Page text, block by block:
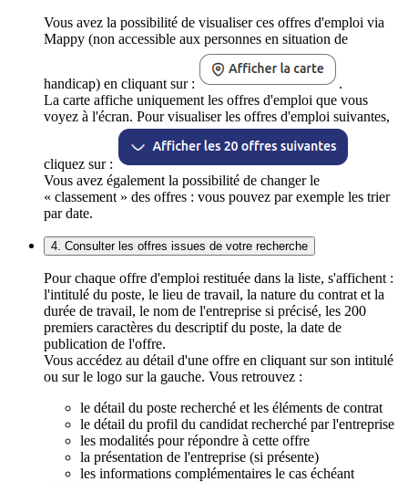
Vous avez la possibilité de visualiser ces offres d'emploi via
Mappy (non accessible aux personnes en situation de
handicap) en cliquant sur :
.
La carte affiche uniquement les offres d'emploi que vous
voyez à l'écran. Pour visualiser les offres d'emploi suivantes,
cliquez sur :
Vous avez également la possibilité de changer le
« classement » des offres : vous pouvez par exemple les trier
par date.
4. Consulter les offres issues de votre recherche
Pour chaque offre d'emploi restituée dans la liste, s'affichent :
l'intitulé du poste, le lieu de travail, la nature du contrat et la
durée de travail, le nom de l'entreprise si précisé, les 200
premiers caractères du descriptif du poste, la date de
publication de l'offre.
Vous accédez au détail d'une offre en cliquant sur son intitulé
ou sur le logo sur la gauche. Vous retrouvez :
le détail du poste recherché et les éléments de contrat
le détail du profil du candidat recherché par l'entreprise
les modalités pour répondre à cette offre
la présentation de l'entreprise (si présente)
les informations complémentaires le cas échéant